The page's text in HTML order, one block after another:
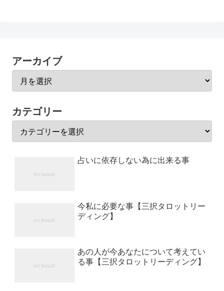
アーカイブ
カテゴリー
占いに依存しない為に出来る事
今私に必要な事【三択タロットリー
ディング】
あの人が今あなたについて考えてい
る事【三択タロットリーディング】